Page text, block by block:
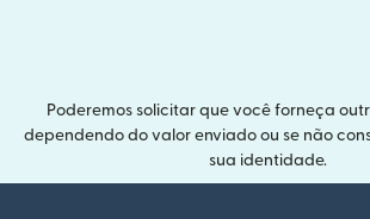
Poderemos solicitar que você forneça
dependendo do valor enviado ou se não
sua identidade.